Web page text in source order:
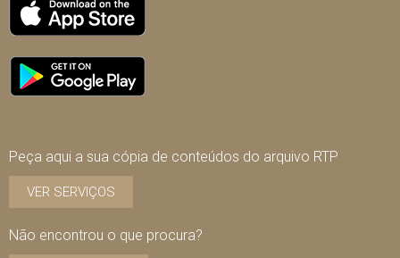
Peça aqui a sua cópia de conteúdos do arquivo RTP
VER SERVIÇOS
Não encontrou o que procura?